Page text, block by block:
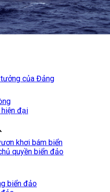
của Đảng
hiện đại
khơi bám biển
quyền biển đảo
biển đảo